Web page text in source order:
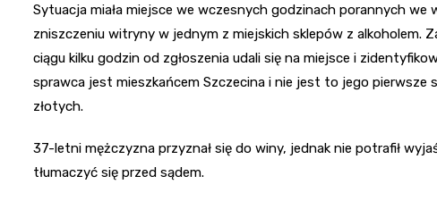
Sytuacja miała miejsce we wczesnych godzinach porannych we
zniszczeniu witryny w jednym z miejskich sklepów z alkoholem.
ciągu kilku godzin od zgłoszenia udali się na miejsce i
sprawca jest mieszkańcem Szczecina i nie jest to jego
złotych.
37-letni mężczyzna przyznał się do winy, jednak nie potrafił
tłumaczyć się przed sądem.